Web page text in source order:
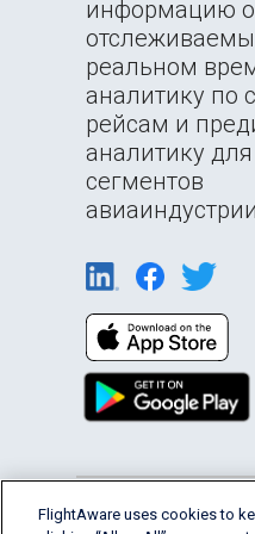
информацию
реальном
аналитику по
рейсам и
аналитику для
сегментов
English (USA)
FlightAware uses cookies to